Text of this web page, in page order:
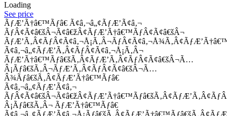
Loading
See price
ÃƒÆ’Ã†â€™Ãƒâ€ Ã¢â‚¬â„¢ÃƒÆ’Ã¢â‚¬
ÃƒÂ¢Ã¢â€šÂ¬Ã¢â€žÂ¢ÃƒÆ’Ã†â€™ÃƒÂ¢Ã¢â€šÂ¬
Ã¢â‚¬â„¢ÃƒÆ’Ã‚Â¢ÃƒÂ¢Ã¢â‚¬Å¡Ã‚Â¬
ÃƒÆ’Ã†â€™Ãƒâ€šÃ‚Â¢ÃƒÆ’Ã‚Â¢ÃƒÂ¢Ã¢â€šÂ¬Ã…
Â¡Ãƒâ€šÃ‚Â¬ÃƒÆ’Ã‚Â¢ÃƒÂ¢Ã¢â€šÂ¬Ã…
Â¾Ãƒâ€šÃ‚Â¢ÃƒÆ’Ã†â€™Ãƒâ€
Ã¢â‚¬â„¢ÃƒÆ’Ã¢â‚¬
Â¡Ãƒâ€šÃ‚Â¬ ÃƒÆ’Ã†â€™Ãƒâ€